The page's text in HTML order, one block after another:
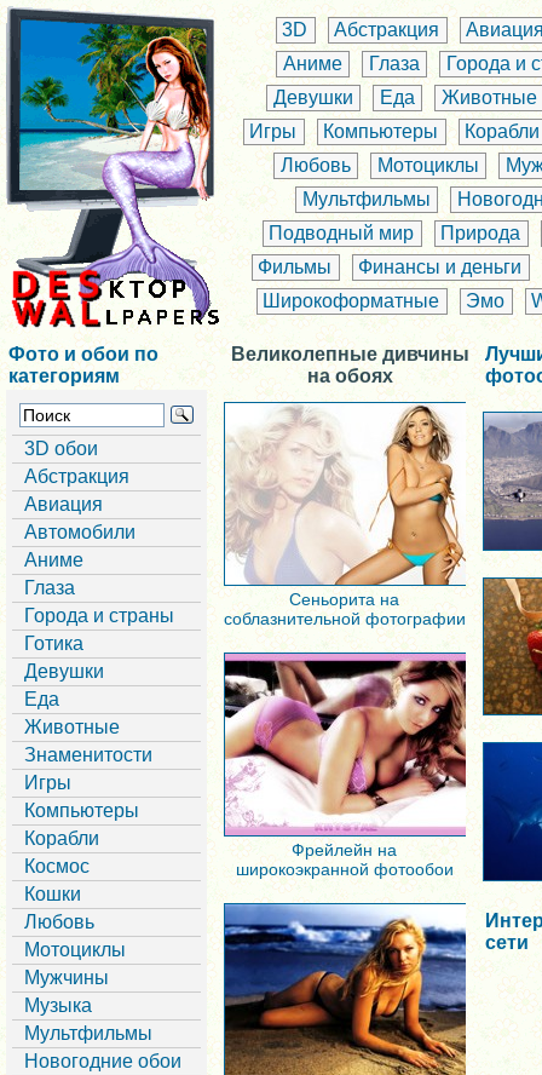
3D Абстракция
Аниме
Глаза
Города и
Девушки
Еда
Животные
Игры
Компьютеры
Корабли
Любовь
Мотоциклы
Мультфильмы
Подводный мир
Природа
Фильмы
Финансы и деньги
Широкоформатные
Эмо
Фото и обои по
категориям
3D обои
Абстракция
Авиация
Автомобили
Аниме
Глаза
Города и страны
Готика
Девушки
Еда
Животные
Знаменитости
Игры
Компьютеры
Корабли
Космос
Кошки
Любовь
Мотоциклы
Мужчины
Музыка
Мультфильмы
Новогодние обои
Великолепные дивчины
на обоях
Сеньорита на
соблазнительной фотографии
Фрейлейн на
широкоэкранной фотообои
сети